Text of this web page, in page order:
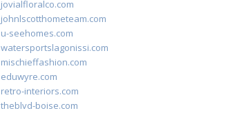
jovialfloralco.com
johnlscotthometeam.com
u-seehomes.com
watersportslagonissi.com
mischieffashion.com
eduwyre.com
retro-interiors.com
theblvd-boise.com